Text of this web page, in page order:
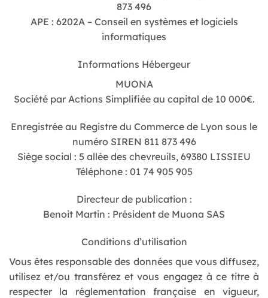
873 496
APE : 6202A – Conseil en systèmes et logiciels
informatiques
Informations Hébergeur
MUONA
Société par Actions Simplifiée au capital de 10 000€.
Enregistrée au Registre du Commerce de Lyon sous le
numéro SIREN 811 873 496
Siège social : 5 allée des chevreuils, 69380 LISSIEU
Téléphone : 01 74 905 905
Directeur de publication :
Benoit Martin : Président de Muona SAS
Conditions d’utilisation
Vous êtes responsable des données que vous diffusez,
utilisez et/ou transférez et vous engagez à ce titre à
respecter la réglementation française en vigueur,